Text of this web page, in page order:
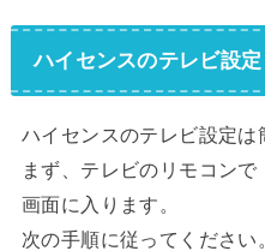
ハイセンスのテレビ設定
ハイセンスのテレビ設定は
まず、テレビのリモコン
画面に入ります。
次の手順に従ってください